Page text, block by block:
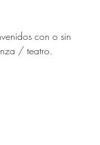
con o sin
/ teatro.